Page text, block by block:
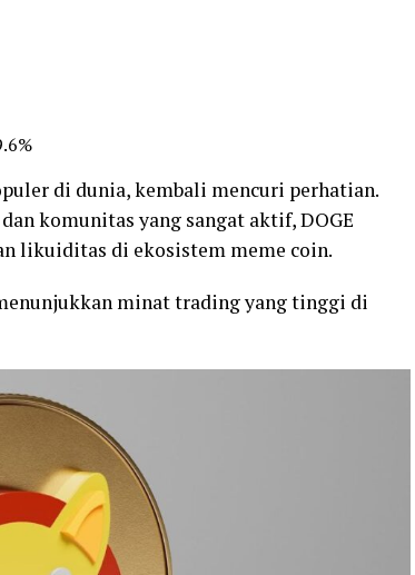
di dunia, kembali mencuri perhatian.
komunitas yang sangat aktif, DOGE
likuiditas di ekosistem meme coin.
minat trading yang tinggi di